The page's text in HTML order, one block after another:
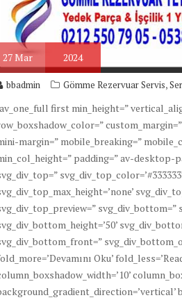
27Mar 2024
bbadmin Gömme Rezervuar Servis,
first min_height=”
margin=” mobile_breaking=”
padding=” av-desktop-
svg_div_bottom=”
Oku’